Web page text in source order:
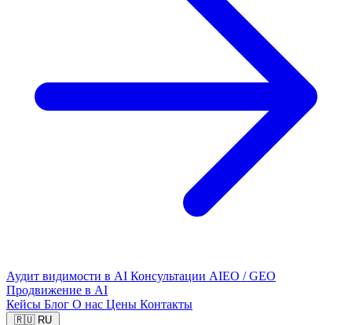
Аудит видимости в AI Консультации AIEO / GEO
Продвижение в AI
Кейсы Блог О нас Цены Контакты
🇷🇺 RU